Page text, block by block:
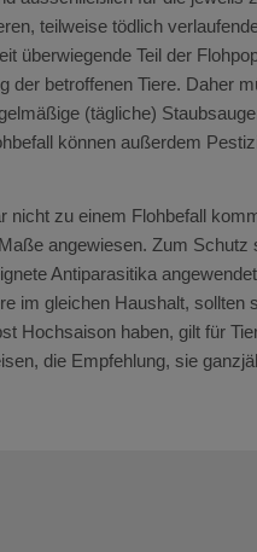
teilweise tödlich
überwiegende Teil der
der betroffenen Tiere. Daher
(tägliche)
können außerdem
zu einem Flohbefall
angewiesen. Zum Schutz
Antiparasitika
im gleichen Haushalt, sollten
Hochsaison haben, gilt für
die Empfehlung, sie